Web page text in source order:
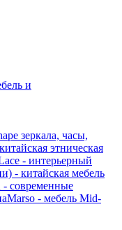
и
зеркала, часы,
этническая
- интерьерный
- китайская мебель
- современные
Marso - мебель Mid-